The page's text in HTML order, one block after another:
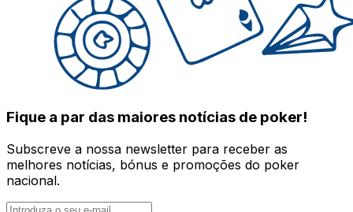
Fique a par das maiores notícias de poker!
Subscreve a nossa newsletter para receber as
melhores notícias, bónus e promoções do poker
nacional.